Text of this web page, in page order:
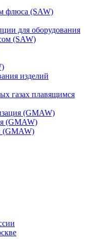
флюса (SAW)
для оборудования
(SAW)
изделий
газах плавящимся
(GMAW)
(GMAW)
(GMAW)